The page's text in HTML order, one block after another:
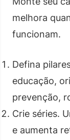
melhora
funcionam.
Defina
educação,
prevenção,
Crie séries.
e aumenta